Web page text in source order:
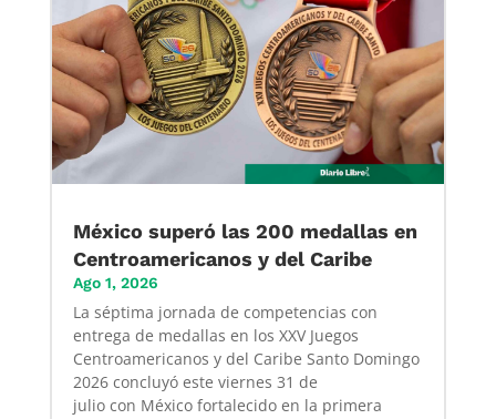
México superó las 200 medallas en
Centroamericanos y del Caribe
Ago 1, 2026
La séptima jornada de competencias con
entrega de medallas en los XXV Juegos
Centroamericanos y del Caribe Santo Domingo
2026 concluyó este viernes 31 de
julio con México fortalecido en la primera